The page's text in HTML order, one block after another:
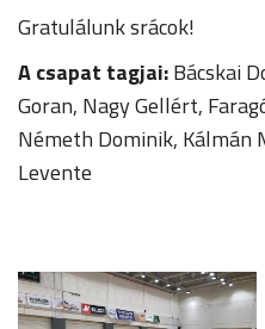
Gratulálunk srácok!
A csapat tagjai:Bácskai
Goran, Nagy Gellért,
Németh Dominik, Kálmán
Levente